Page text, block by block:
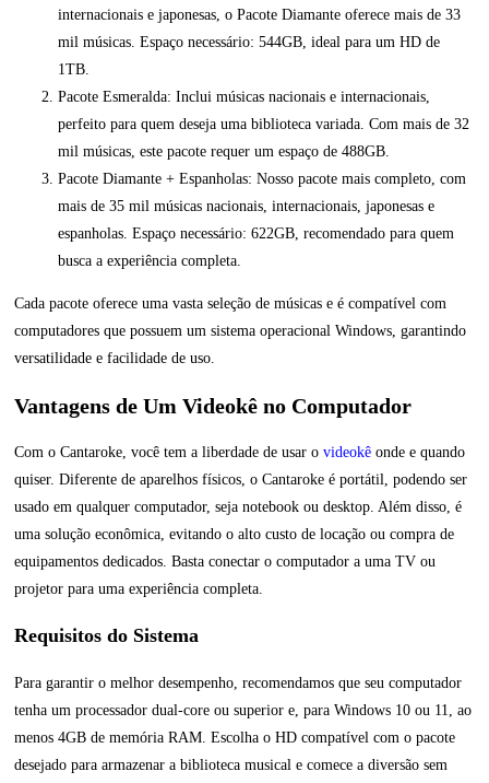
internacionais e japonesas, o Pacote Diamante oferece mais de 33
mil músicas. Espaço necessário: 544GB, ideal para um HD de
1TB.
Pacote Esmeralda: Inclui músicas nacionais e internacionais,
perfeito para quem deseja uma biblioteca variada. Com mais de 32
mil músicas, este pacote requer um espaço de 488GB.
Pacote Diamante + Espanholas: Nosso pacote mais completo, com
mais de 35 mil músicas nacionais, internacionais, japonesas e
espanholas. Espaço necessário: 622GB, recomendado para quem
busca a experiência completa.
Cada pacote oferece uma vasta seleção de músicas e é compatível com
computadores que possuem um sistema operacional Windows, garantindo
versatilidade e facilidade de uso.
Vantagens de Um Videokê no Computador
Com o Cantaroke, você tem a liberdade de usar o videokê onde e quando
quiser. Diferente de aparelhos físicos, o Cantaroke é portátil, podendo ser
usado em qualquer computador, seja notebook ou desktop. Além disso, é
uma solução econômica, evitando o alto custo de locação ou compra de
equipamentos dedicados. Basta conectar o computador a uma TV ou
projetor para uma experiência completa.
Requisitos do Sistema
Para garantir o melhor desempenho, recomendamos que seu computador
tenha um processador dual-core ou superior e, para Windows 10 ou 11, ao
menos 4GB de memória RAM. Escolha o HD compatível com o pacote
desejado para armazenar a biblioteca musical e comece a diversão sem